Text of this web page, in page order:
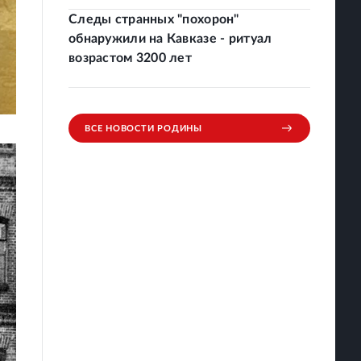
Следы странных "похорон"
обнаружили на Кавказе - ритуал
возрастом 3200 лет
ВСЕ НОВОСТИ РОДИНЫ